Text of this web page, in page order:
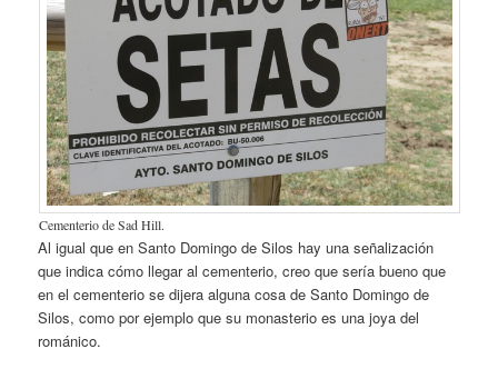
Cementerio de Sad Hill.
Al igual que en Santo Domingo de Silos hay una señalización
que indica cómo llegar al cementerio, creo que sería bueno que
en el cementerio se dijera alguna cosa de Santo Domingo de
Silos, como por ejemplo que su monasterio es una joya del
románico.